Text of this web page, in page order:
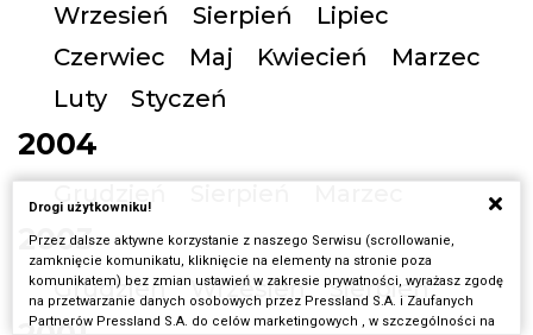
Wrzesień
Sierpień
Lipiec
Czerwiec
Maj Kwiecień
Marzec
Luty
Styczeń
2004
2003
Grudzień Wrzesień Sierpień
Drogi użytkowniku!
Przez dalsze aktywne korzystanie z naszego Serwisu (scrollowanie,
zamknięcie komunikatu, kliknięcie na elementy na stronie poza
komunikatem) bez zmian ustawień w zakresie prywatności, wyrażasz zgodę
na przetwarzanie danych osobowych przez Pressland S.A. i Zaufanych
Partnerów Pressland S.A. do celów marketingowych , w szczególności na